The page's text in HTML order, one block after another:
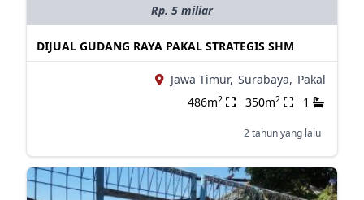
Rp. 5 miliar
DIJUAL GUDANG RAYA PAKAL STRATEGIS SHM
Jawa Timur, Surabaya, Pakal
486m2 350m2 1
2 tahun yang lalu